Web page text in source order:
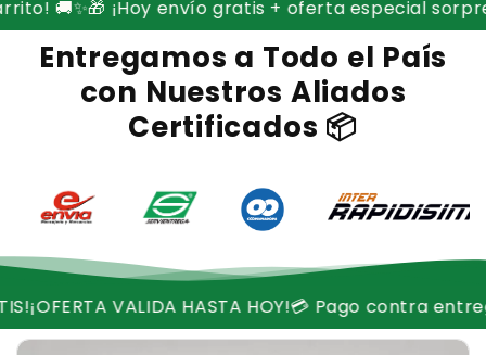
envío gratis + oferta especial sorpresa en tu
Entregamos a Todo el País
con Nuestros Aliados
Certificados 📦
HASTA HOY!💳 Pago contra entrega disponible📦